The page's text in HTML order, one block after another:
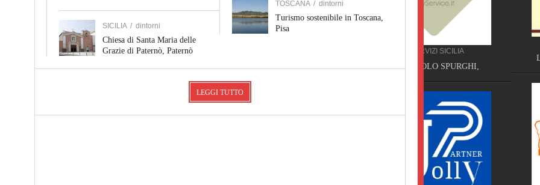
SICILIA / dintorni
Chiesa di Santa Maria delle
Grazie di Paternò, Paternò
TOSCANA / dintorni
Turismo sostenibile in Toscana,
Pisa
LEGGI TUTTO
LIBRERIA ERASMUS,